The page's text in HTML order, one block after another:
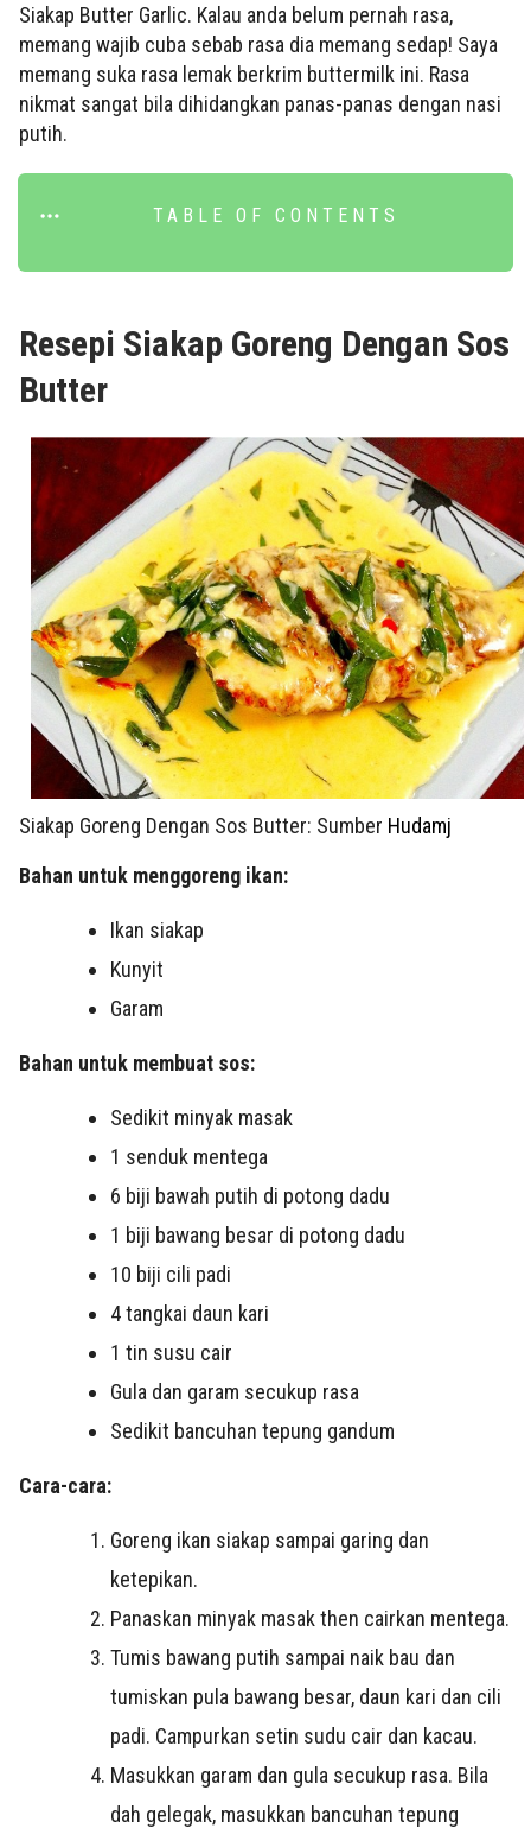
Siakap Butter Garlic. Kalau anda belum pernah rasa,
memang wajib cuba sebab rasa dia memang sedap! Saya
memang suka rasa lemak berkrim buttermilk ini. Rasa
nikmat sangat bila dihidangkan panas-panas dengan nasi
putih.
TABLE OF CONTENTS
Resepi Siakap Goreng Dengan Sos
Butter
Siakap Goreng Dengan Sos Butter: Sumber Hudamj
Bahan untuk menggoreng ikan:
Ikan siakap
Kunyit
Garam
Bahan untuk membuat sos:
Sedikit minyak masak
1 senduk mentega
6 biji bawah putih di potong dadu
1 biji bawang besar di potong dadu
10 biji cili padi
4 tangkai daun kari
1 tin susu cair
Gula dan garam secukup rasa
Sedikit bancuhan tepung gandum
Cara-cara:
Goreng ikan siakap sampai garing dan
ketepikan.
Panaskan minyak masak then cairkan mentega.
Tumis bawang putih sampai naik bau dan
tumiskan pula bawang besar, daun kari dan cili
padi. Campurkan setin sudu cair dan kacau.
Masukkan garam dan gula secukup rasa. Bila
dah gelegak, masukkan bancuhan tepung